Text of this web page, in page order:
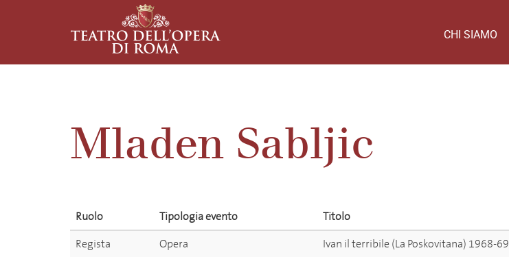
CHI SIAMO
Mladen Sabljic
Ruolo Tipologia evento
Titolo
Regista
Opera Ivan il terribile (La Poskovitana) 1968-69